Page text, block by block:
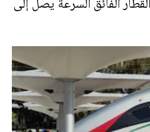
الفائق السرعة يصل إلى